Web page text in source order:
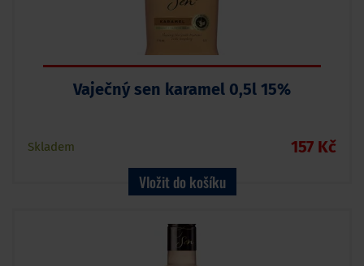
Vaječný sen karamel 0,5l 15%
Skladem 157 Kč
Vložit do košíku